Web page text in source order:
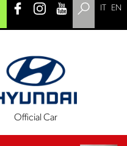
EN
Official Car